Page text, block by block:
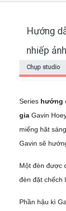
Home
Kiến thức
Hướng
nhiếp
Chụp studio
Series hướng
gia Gavin
miếng hăt
Gavin sẽ
Một đèn được
đèn đặt chếch
Phần hậu kì